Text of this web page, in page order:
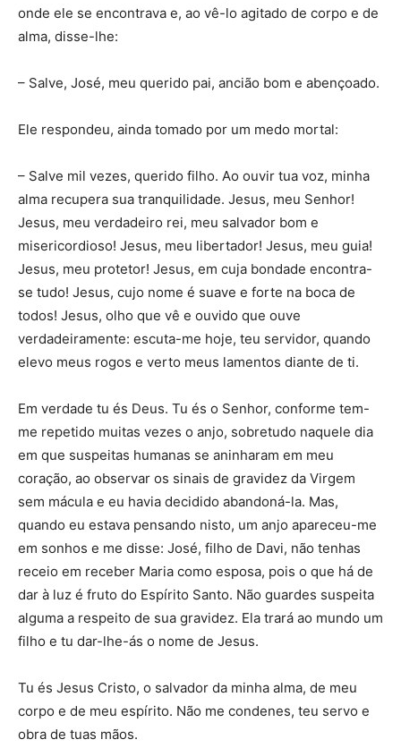
onde ele se encontrava e, ao vê-lo agitado de corpo e de
alma, disse-lhe:
– Salve, José, meu querido pai, ancião bom e abençoado.
Ele respondeu, ainda tomado por um medo mortal:
– Salve mil vezes, querido filho. Ao ouvir tua voz, minha
alma recupera sua tranquilidade. Jesus, meu Senhor!
Jesus, meu verdadeiro rei, meu salvador bom e
misericordioso! Jesus, meu libertador! Jesus, meu guia!
Jesus, meu protetor! Jesus, em cuja bondade encontra-
se tudo! Jesus, cujo nome é suave e forte na boca de
todos! Jesus, olho que vê e ouvido que ouve
verdadeiramente: escuta-me hoje, teu servidor, quando
elevo meus rogos e verto meus lamentos diante de ti.
Em verdade tu és Deus. Tu és o Senhor, conforme tem-
me repetido muitas vezes o anjo, sobretudo naquele dia
em que suspeitas humanas se aninharam em meu
coração, ao observar os sinais de gravidez da Virgem
sem mácula e eu havia decidido abandoná-la. Mas,
quando eu estava pensando nisto, um anjo apareceu-me
em sonhos e me disse: José, filho de Davi, não tenhas
receio em receber Maria como esposa, pois o que há de
dar à luz é fruto do Espírito Santo. Não guardes suspeita
alguma a respeito de sua gravidez. Ela trará ao mundo um
filho e tu dar-lhe-ás o nome de Jesus.
Tu és Jesus Cristo, o salvador da minha alma, de meu
corpo e de meu espírito. Não me condenes, teu servo e
obra de tuas mãos.